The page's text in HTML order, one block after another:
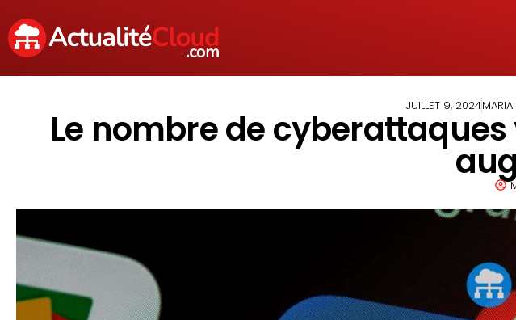
JUILLET 9, 2024MARIA
Le nombre de